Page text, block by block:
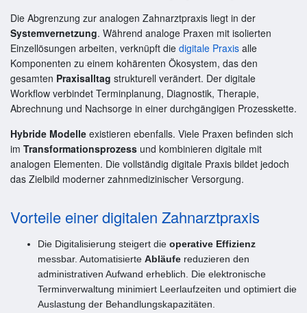
Die Abgrenzung zur analogen Zahnarztpraxis liegt in der
Systemvernetzung. Während analoge Praxen mit isolierten
Einzellösungen arbeiten, verknüpft die digitale Praxis alle
Komponenten zu einem kohärenten Ökosystem, das den
gesamten Praxisalltag strukturell verändert. Der digitale
Workflow verbindet Terminplanung, Diagnostik, Therapie,
Abrechnung und Nachsorge in einer durchgängigen Prozesskette.
Hybride Modelle existieren ebenfalls. Viele Praxen befinden sich
im Transformationsprozess und kombinieren digitale mit
analogen Elementen. Die vollständig digitale Praxis bildet jedoch
das Zielbild moderner zahnmedizinischer Versorgung.
Vorteile einer digitalen Zahnarztpraxis
Die Digitalisierung steigert die operative Effizienz
messbar. Automatisierte Abläufe reduzieren den
administrativen Aufwand erheblich. Die elektronische
Terminverwaltung minimiert Leerlaufzeiten und optimiert die
Auslastung der Behandlungskapazitäten.